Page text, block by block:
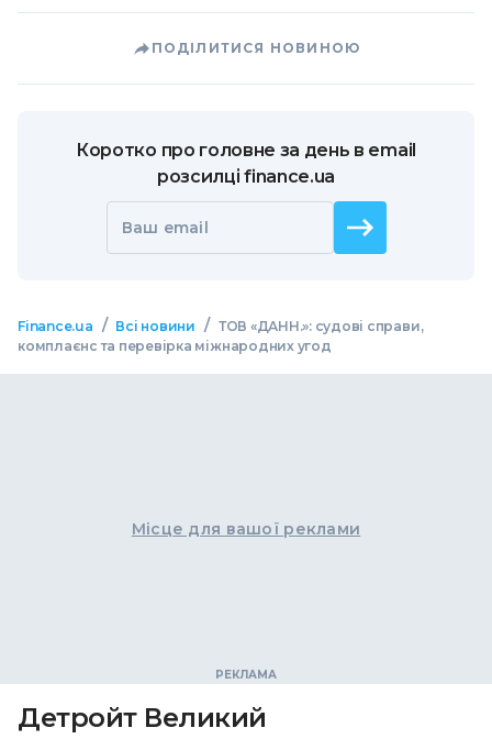
ПОДІЛИТИСЯ НОВИНОЮ
Коротко про головне за день в email
розсилці finance.ua
Ваш email
Finance.ua / Всі новини / ТОВ «ДАНН.»: судові справи,
комплаєнс та перевірка міжнародних угод
Місце для вашої реклами
Детройт Великий